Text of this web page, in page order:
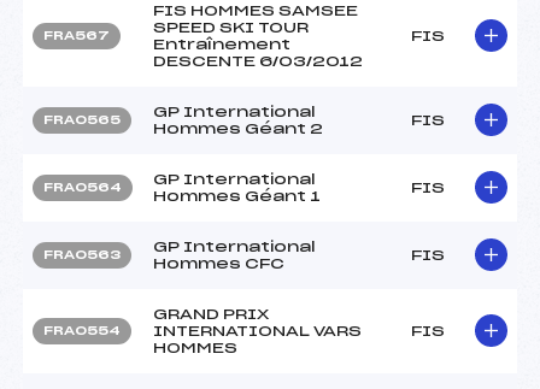
FRA567
FIS HOMMES SAMSEE
SPEED SKI TOUR
Entraînement
DESCENTE 6/03/2012
FIS
FRA0565
GP International
Hommes Géant 2
FIS
FRA0564
GP International
Hommes Géant 1
FIS
FRA0563
GP International
Hommes CFC
FIS
FRA0554
GRAND PRIX
INTERNATIONAL VARS
HOMMES
FIS